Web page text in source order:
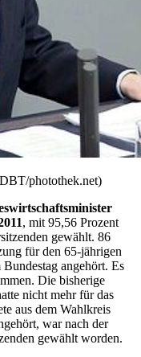
photothek.net)
, mit 95,56 Prozent
gewählt. 86
für den 65-jährigen
angehört. Es
Die bisherige
nicht mehr für das
aus dem Wahlkreis
war nach der
gewählt worden.